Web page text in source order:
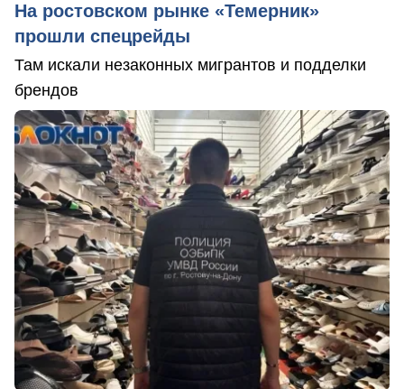
На ростовском рынке «Темерник»
прошли спецрейды
Там искали незаконных мигрантов и подделки
брендов